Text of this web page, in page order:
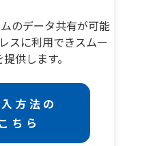
のデータ共有が可能
スに利用できスムー
供します。
方法の
ちら